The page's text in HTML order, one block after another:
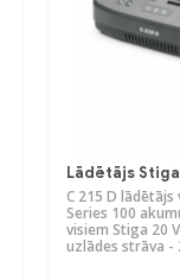
Lādētājs Stiga
C 215 D
Series 100
visiem Stiga 20
uzlādes strāva -